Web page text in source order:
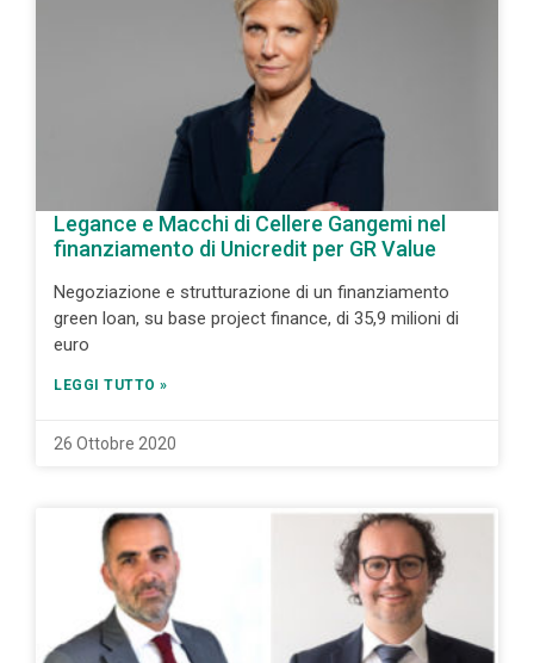
Legance e Macchi di Cellere Gangemi nel
finanziamento di Unicredit per GR Value
Negoziazione e strutturazione di un finanziamento
green loan, su base project finance, di 35,9 milioni di
euro
LEGGI TUTTO »
26 Ottobre 2020